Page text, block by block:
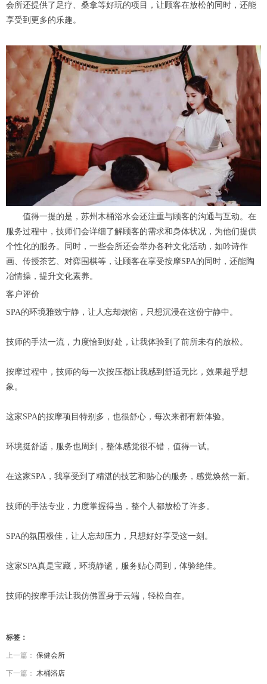
会所还提供了足疗、桑拿等好玩的项目，让顾客在放松的同时，还能
享受到更多的乐趣。
值得一提的是，苏州木桶浴水会还注重与顾客的沟通与互动。在
服务过程中，技师们会详细了解顾客的需求和身体状况，为他们提供
个性化的服务。同时，一些会所还会举办各种文化活动，如吟诗作
画、传授茶艺、对弈围棋等，让顾客在享受按摩SPA的同时，还能陶
冶情操，提升文化素养。
客户评价
SPA的环境雅致宁静，让人忘却烦恼，只想沉浸在这份宁静中。
技师的手法一流，力度恰到好处，让我体验到了前所未有的放松。
按摩过程中，技师的每一次按压都让我感到舒适无比，效果超乎想
象。
这家SPA的按摩项目特别多，也很舒心，每次来都有新体验。
环境挺舒适，服务也周到，整体感觉很不错，值得一试。
在这家SPA，我享受到了精湛的技艺和贴心的服务，感觉焕然一新。
技师的手法专业，力度掌握得当，整个人都放松了许多。
SPA的氛围极佳，让人忘却压力，只想好好享受这一刻。
这家SPA真是宝藏，环境静谧，服务贴心周到，体验绝佳。
技师的按摩手法让我仿佛置身于云端，轻松自在。
标签：
上一篇： 保健会所
下一篇： 木桶浴店